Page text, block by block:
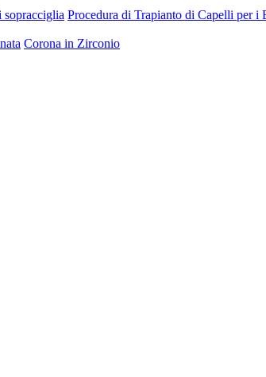
sopracciglia Procedura di Trapianto di Capelli per i
Corona in Zirconio